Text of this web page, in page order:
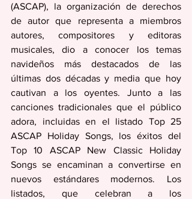
(ASCAP), la organización de derechos
de autor que representa a miembros
autores, compositores y editoras
musicales, dio a conocer los temas
navideños más destacados de las
últimas dos décadas y media que hoy
cautivan a los oyentes. Junto a las
canciones tradicionales que el público
adora, incluidas en el listado Top 25
ASCAP Holiday Songs, los éxitos del
Top 10 ASCAP New Classic Holiday
Songs se encaminan a convertirse en
nuevos estándares modernos. Los
listados, que celebran a los